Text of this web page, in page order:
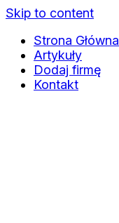
Skip to content
Strona Główna
Artykuły
Dodaj firmę
Kontakt